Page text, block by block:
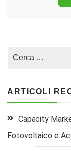
ARTICOLI
Capacity
Fotovoltaico e